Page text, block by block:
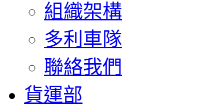
組織架構
多利車隊
聯絡我們
貨運部